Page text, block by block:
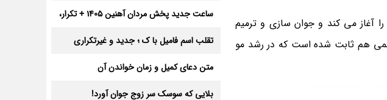
آغاز می کند و جوان سازی و ترمیم
هم ثابت شده است که در رشد مو
ساعت جدید پخش مردان آهنین 1405 + تکرار،
تقلب اسم فامیل با ک ؛ جدید و غیرتکراری
متن دعای کمیل و زمان خواندن آن
بلایی که سوسک سر زوج جوان آورد!